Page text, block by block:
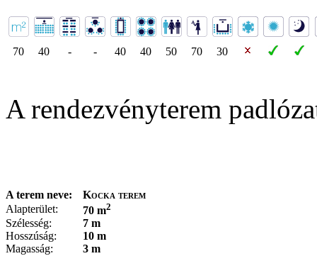
70 40 - - 40 40 50 70 30
A rendezvényterem
A terem neve:
Kocka terem
Alapterület:
70 m2
Szélesség:
7 m
Hosszúság:
10 m
Magasság:
3 m